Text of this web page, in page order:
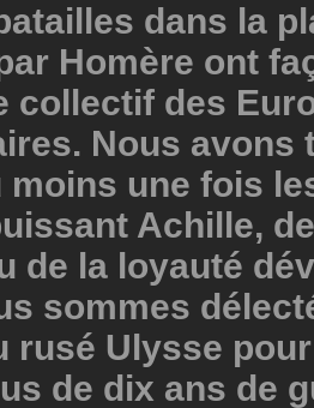
dans la
Homère ont
collectif des
Nous avons
moins une fois
Achille,
de la loyauté
sommes
rusé Ulysse
de dix ans de